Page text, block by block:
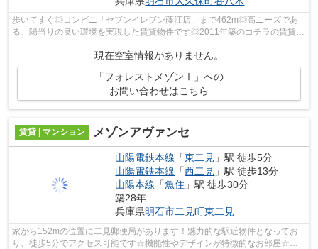
歩いてすぐ◎コンビニ「セブンイレブン藤江店」まで462m◎高ニーズであ
る、陽当りの良い環境を実現した賃貸物件です◎2011年築のコチラの賃貸物
現在空室情報がありません。
「フォレストメゾンⅠ」への
お問い合わせはこちら
賃貸 | マンション メゾンアヴァンセ
山陽電鉄本線 「東二見 」駅 徒歩5分
山陽電鉄本線 「西二見 」駅 徒歩13分
山陽本線 「魚住 」駅 徒歩30分
築28年
兵庫県明石市二見町東二見
家から152mの位置に二見郵便局があります！魅力的な駅近物件となってお
り、徒歩5分でアクセス可能です☆機能性やデザインが特徴的なお部屋☆不